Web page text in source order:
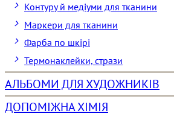
Контуру й медіуми для тканини
Маркери для тканини
Фарба по шкірі
Термонаклейки, стрази
АЛЬБОМИ ДЛЯ ХУДОЖНИКІВ
ДОПОМІЖНА ХІМІЯ